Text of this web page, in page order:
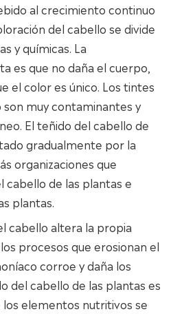
al crecimiento continuo
del cabello se divide
y químicas. La
es que no daña el cuerpo,
el color es único. Los tintes
muy contaminantes y
El teñido del cabello de
gradualmente por la
organizaciones que
de las plantas e
plantas.
cabello altera la propia
procesos que erosionan el
corroe y daña los
del cabello de las plantas es
elementos nutritivos se